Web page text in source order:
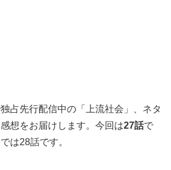
占先行配信中の「上流社会」、ネタ
想をお届けします。今回は27話で
は28話です。